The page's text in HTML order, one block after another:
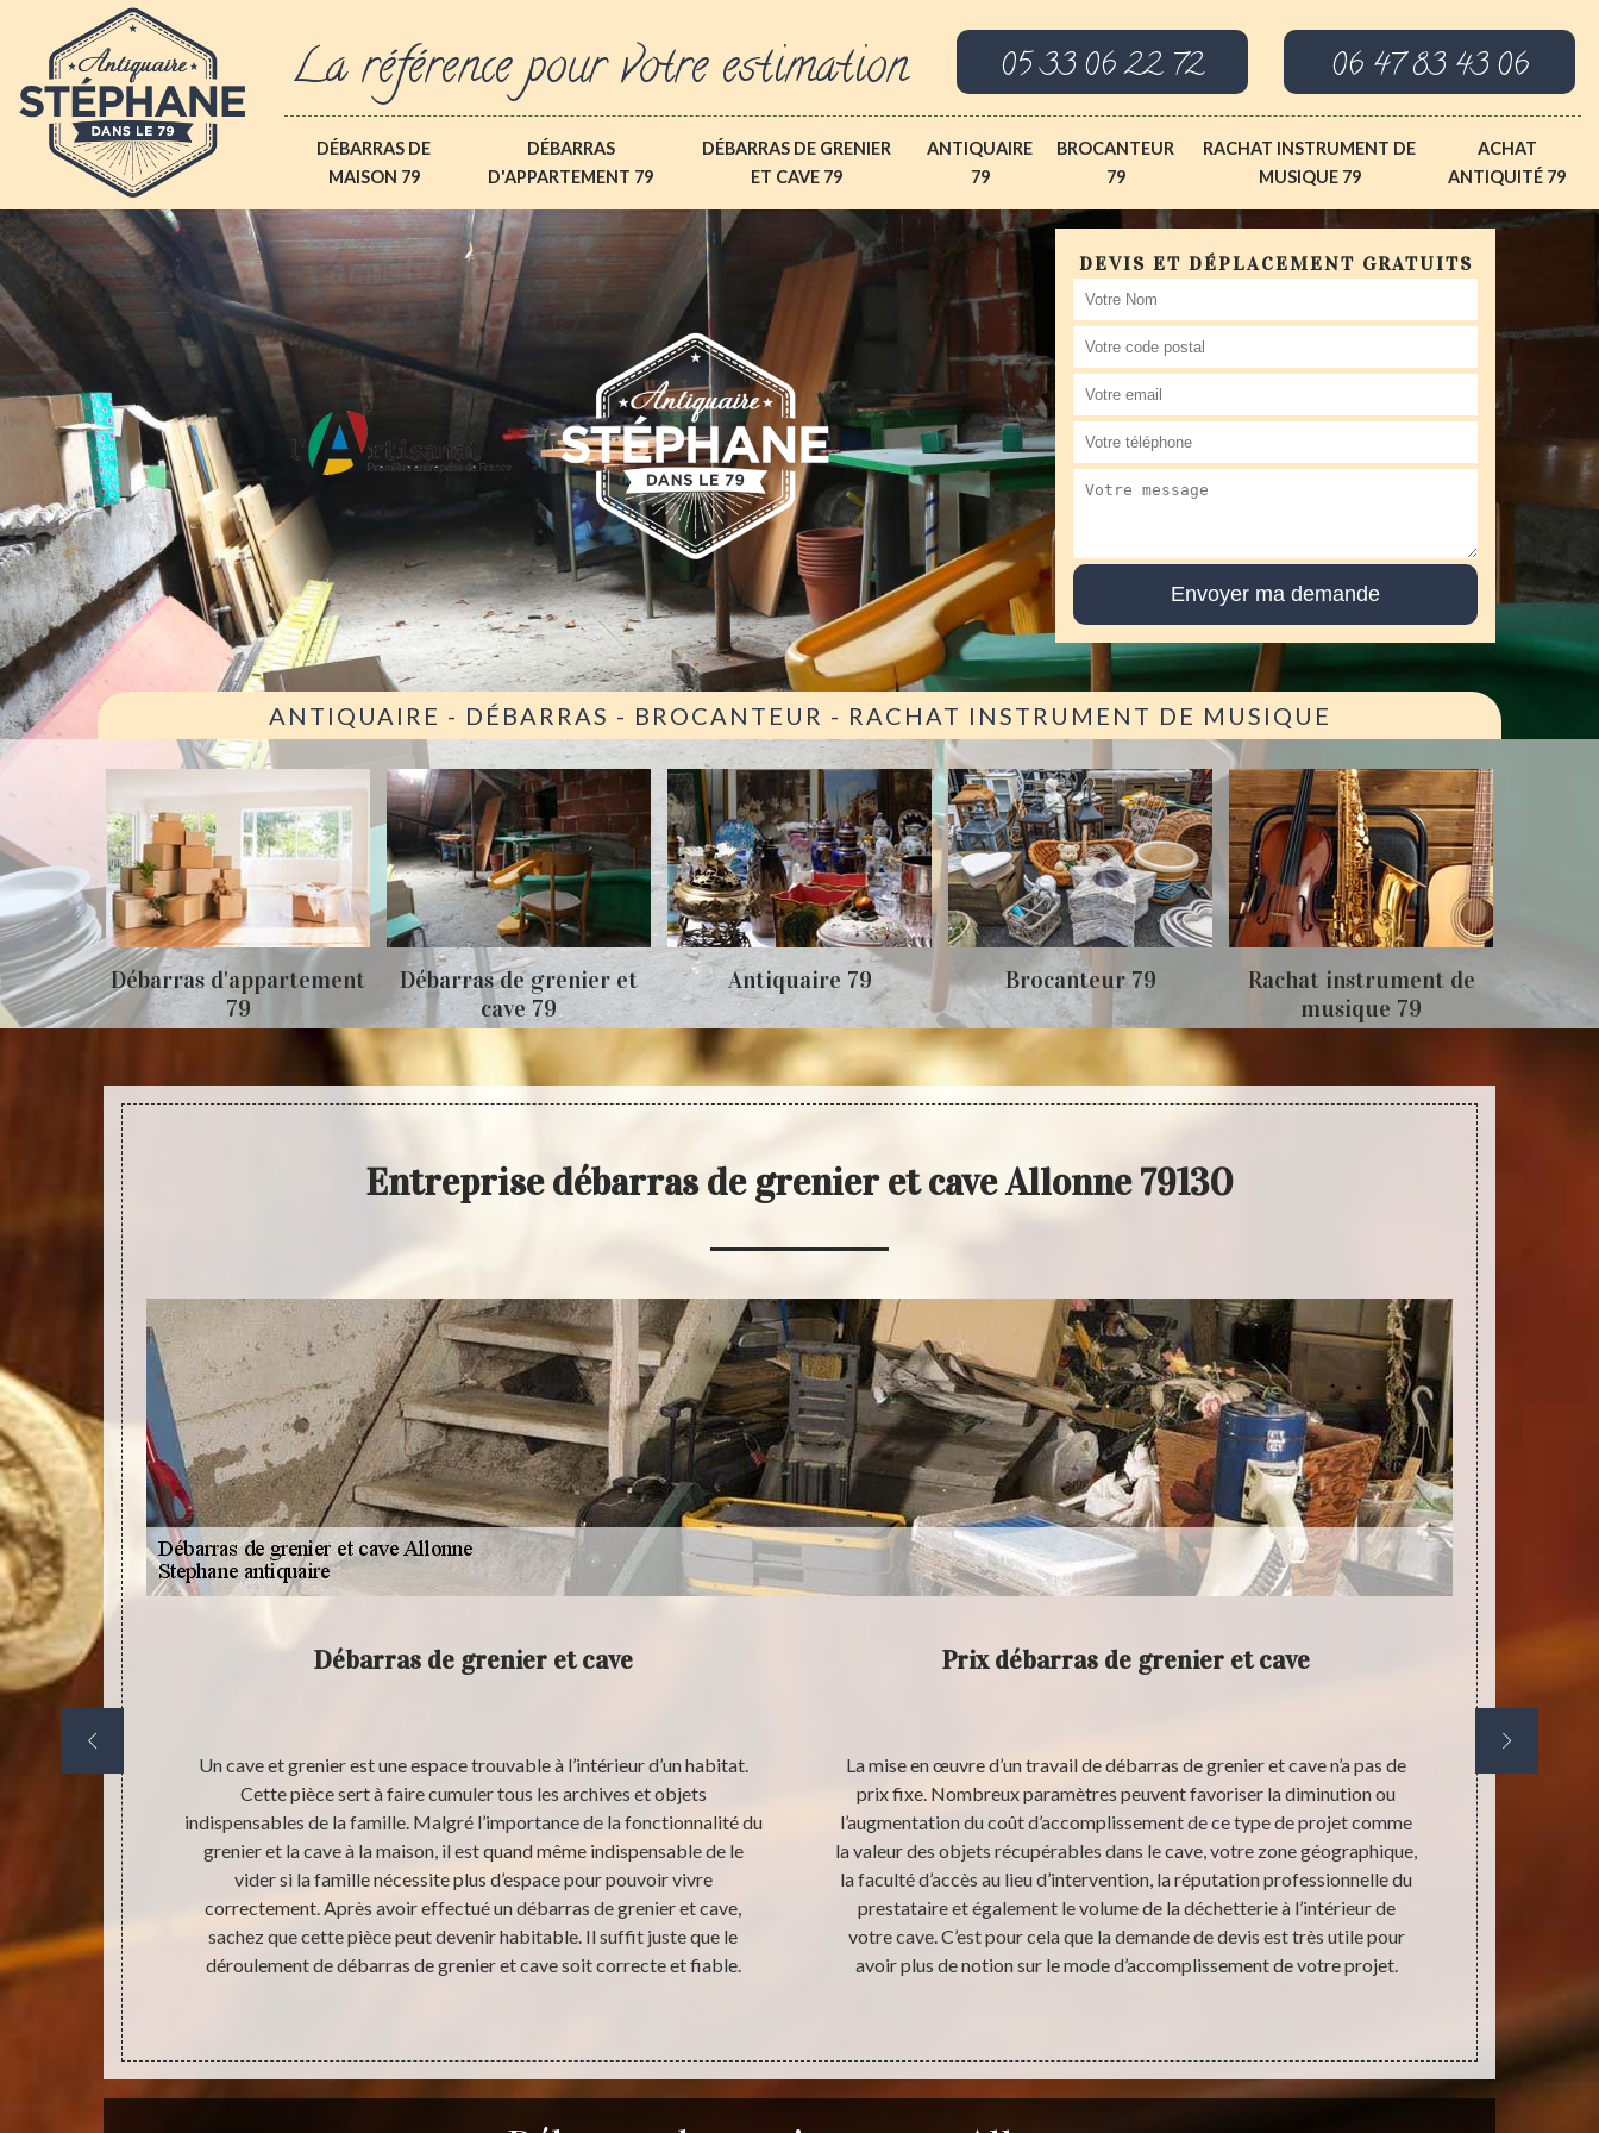
La référence pour votre estimation 05 33 06 22 72 06 47 83 43 06
DÉBARRAS DE
MAISON 79
DÉBARRAS
D'APPARTEMENT 79
DÉBARRAS DE GRENIER
ET CAVE 79
ANTIQUAIRE
79
BROCANTEUR
79
RACHAT INSTRUMENT DE
MUSIQUE 79
ACHAT
ANTIQUITÉ 79
DEVIS ET DÉPLACEMENT GRATUITS
ANTIQUAIRE - DÉBARRAS - BROCANTEUR - RACHAT INSTRUMENT DE MUSIQUE
79
Débarras d'appartement
79
Débarras de grenier et
cave 79
Antiquaire 79 Brocanteur 79
Rachat instrument de
musique 79
Entreprise débarras de grenier et cave Allonne 79130
En
avec des
Débarras de grenier et cave
Un cave et grenier est une espace trouvable à l’intérieur d’un habitat.
Cette pièce sert à faire cumuler tous les archives et objets
indispensables de la famille. Malgré l’importance de la fonctionnalité du
grenier et la cave à la maison, il est quand même indispensable de le
vider si la famille nécessite plus d’espace pour pouvoir vivre
correctement. Après avoir effectué un débarras de grenier et cave,
sachez que cette pièce peut devenir habitable. Il suffit juste que le
déroulement de débarras de grenier et cave soit correcte et fiable.
Prix débarras de grenier et cave
La mise en œuvre d’un travail de débarras de grenier et cave n’a pas de
prix fixe. Nombreux paramètres peuvent favoriser la diminution ou
l’augmentation du coût d’accomplissement de ce type de projet comme
la valeur des objets récupérables dans le cave, votre zone géographique,
la faculté d’accès au lieu d’intervention, la réputation professionnelle du
prestataire et également le volume de la déchetterie à l’intérieur de
votre cave. C’est pour cela que la demande de devis est très utile pour
avoir plus de notion sur le mode d’accomplissement de votre projet.